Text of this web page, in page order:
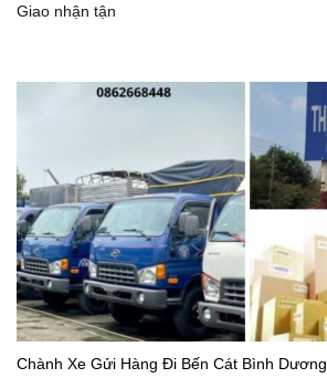
Giao nhận tận
Chành Xe Gửi Hàng Đi Bến Cát Bình Dương